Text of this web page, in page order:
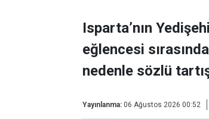
Isparta’nın
eğlencesi
nedenle sözlü
Yayınlanma: 06 Ağustos 2026 00:52